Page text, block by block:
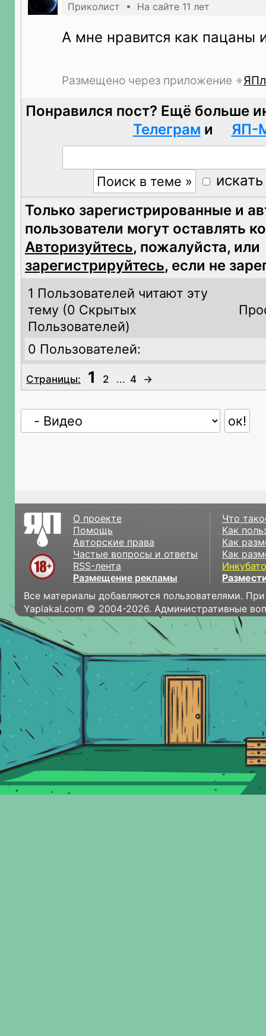
Приколист • На сайте 11 лет
А мне нравится как пацаны
Размещено через приложение
Понравился пост? Ещё больше
Телеграм и ЯП-
Только зарегистрированные и
пользователи могут оставлять
Авторизуйтесь, пожалуйста, или
зарегистрируйтесь, если не
1 Пользователей читают эту
тему (0 Скрытых
Пользователей)
0 Пользователей:
Страницы: 1 2 ... 4 →
О проекте
Помощь
Авторские права
Частые вопросы и ответы
RSS-лента
Размещение рекламы
Что
Как
Как
Как
Все материалы добавляются пользователями.
Yaplakal.com © 2004-2026. Административные